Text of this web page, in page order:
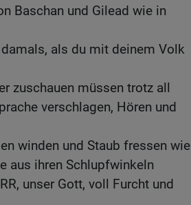
Baschan und Gilead wie in
als du mit deinem Volk
zuschauen müssen trotz all
verschlagen, Hören und
winden und Staub fressen wie
aus ihren Schlupfwinkeln
unser Gott, voll Furcht und